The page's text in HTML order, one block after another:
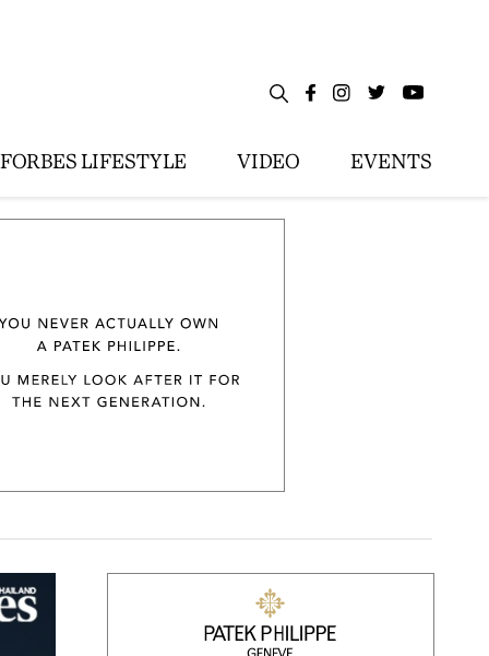
FORBES LIFESTYLE VIDEO EVENTS